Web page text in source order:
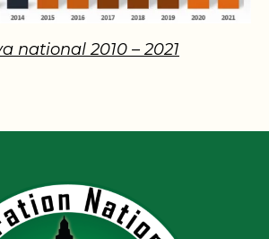
national 2010 – 2021